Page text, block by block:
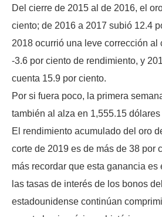
Del cierre de 2015 al de 2016, el
ciento; de 2016 a 2017 subió 12.4
2018 ocurrió una leve corrección al
-3.6 por ciento de rendimiento, y
cuenta 15.9 por ciento.
Por si fuera poco, la primera
también al alza en 1,555.15 dólares
El rendimiento acumulado del oro
corte de 2019 es de más de 38 por
más recordar que esta ganancia es
las tasas de interés de los bonos
estadounidense continúan